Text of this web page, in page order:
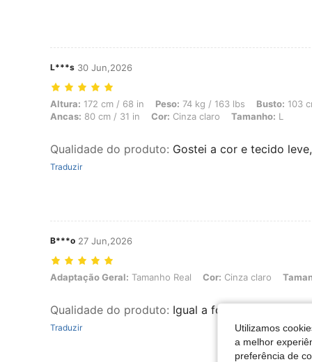
L***s 30 Jun,2026
Altura: 172 cm / 68 in, Peso: 74 kg / 163 lbs, Busto: 103 cm / 41 in,
Altura: 172 cm / 68 in Peso: 74 kg / 163 lbs Busto: 103
Ancas: 80 cm / 31 in Cor: Cinza claro Tamanho: L
Qualidade do produto: Gostei a cor e tecido
Traduzir
B***o 27 Jun,2026
Adaptação Geral: Tamanho Real, Cor: Cinza claro, Tamanho: M
Adaptação Geral: Tamanho Real Cor: Cinza claro
Qualidade do produto: Igual a foto , muito fiel até
Traduzir
Utilizamos
a melhor
preferência de